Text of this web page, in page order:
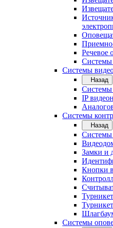
Речевое
Системы
Системы
Назад
Системы
IP
Системы
Назад
Системы
Замки и
Кнопки
Системы